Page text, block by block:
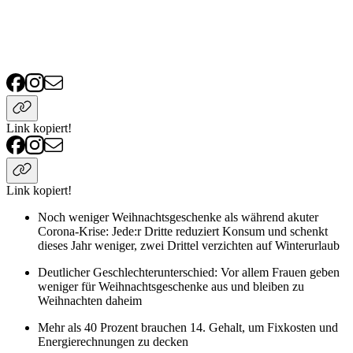
Link kopiert!
Link kopiert!
Noch weniger Weihnachtsgeschenke als während akuter
Corona-Krise: Jede:r Dritte reduziert Konsum und schenkt
dieses Jahr weniger, zwei Drittel verzichten auf Winterurlaub
Deutlicher Geschlechterunterschied: Vor allem Frauen geben
weniger für Weihnachtsgeschenke aus und bleiben zu
Weihnachten daheim
Mehr als 40 Prozent brauchen 14. Gehalt, um Fixkosten und
Energierechnungen zu decken